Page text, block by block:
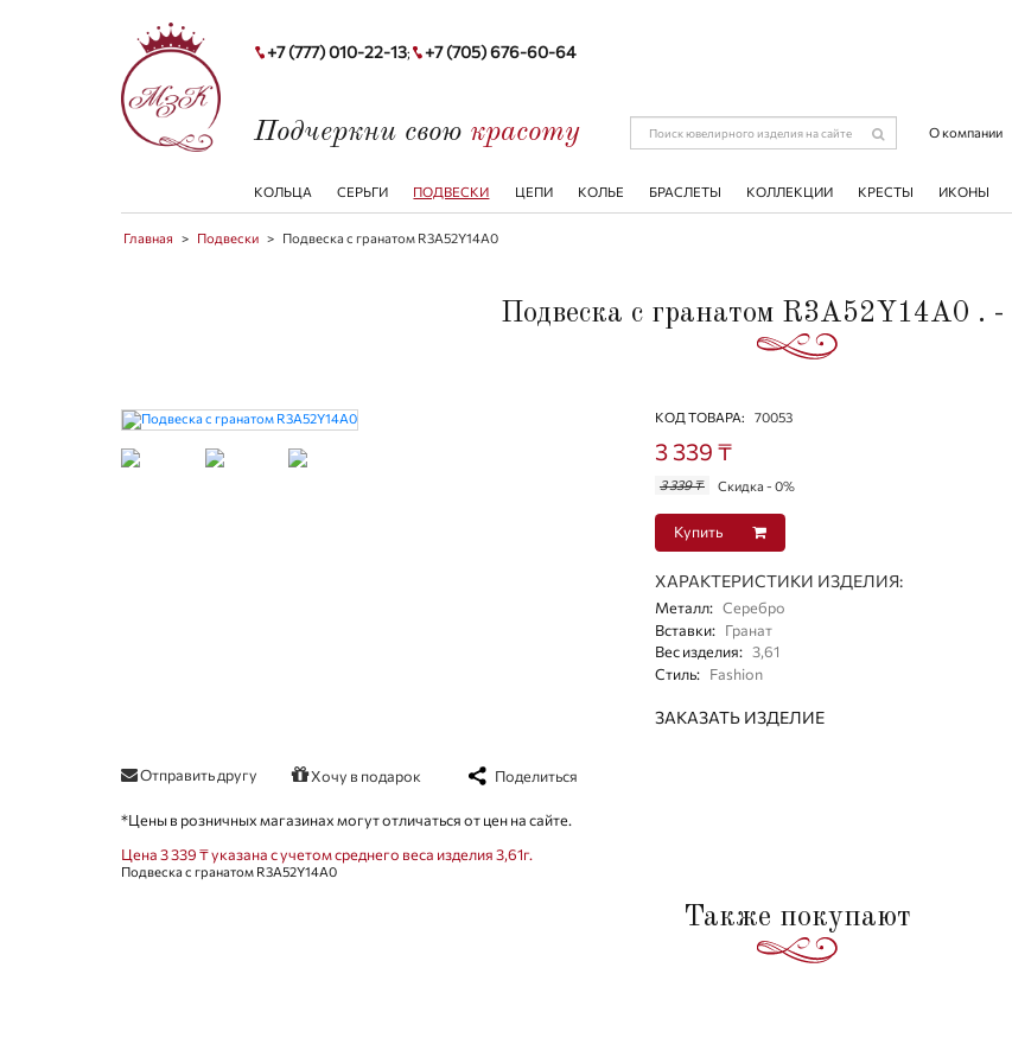
+7 (777) 010-22-13; +7 (705) 676-60-64
Подчеркни свою красоту О компании
КОЛЬЦА СЕРЬГИ ПОДВЕСКИ ЦЕПИ КОЛЬЕ БРАСЛЕТЫ КОЛЛЕКЦИИ КРЕСТЫ ИКОНЫ
Главная > Подвески > Подвеска с гранатом R3A52Y14A0
Подвеска с гранатом R3A52Y14A0 .
КОД ТОВАРА: 70053
3 339 ₸
3 339 ₸ Скидка - 0%
Купить
ХАРАКТЕРИСТИКИ ИЗДЕЛИЯ:
Металл: Серебро
Вставки: Гранат
Вес изделия: 3,61
Стиль: Fashion
ЗАКАЗАТЬ ИЗДЕЛИЕ
Отправить другу Хочу в подарок Поделиться
*Цены в розничных магазинах могут отличаться от цен на сайте.
Цена 3 339 ₸ указана с учетом среднего веса изделия 3,61г.
Подвеска с гранатом R3A52Y14A0
Также покупают